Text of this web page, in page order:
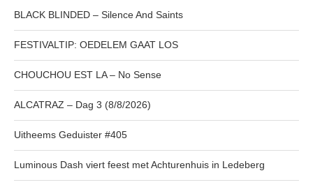
BLACK BLINDED – Silence And Saints
FESTIVALTIP: OEDELEM GAAT LOS
CHOUCHOU EST LA – No Sense
ALCATRAZ – Dag 3 (8/8/2026)
Uitheems Geduister #405
Luminous Dash viert feest met Achturenhuis in Ledeberg